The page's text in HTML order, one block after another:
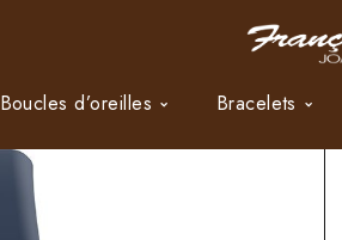
Boucles d’oreilles Bracelets